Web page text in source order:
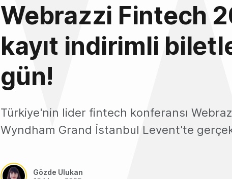
Webrazzi Fintech
kayıt indirimli
gün!
Türkiye'nin lider fintech konferansı
Wyndham Grand İstanbul Levent'te
Gözde Ulukan